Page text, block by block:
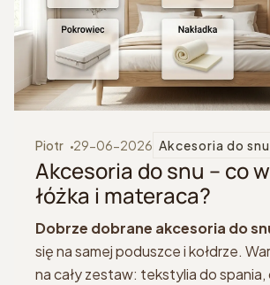
Piotr 29-06-2026 Akcesoria do snu
Akcesoria do snu – co
łóżka i materaca?
Dobrze dobrane akcesoria do
się na samej poduszce i kołdrze.
na cały zestaw: tekstylia do